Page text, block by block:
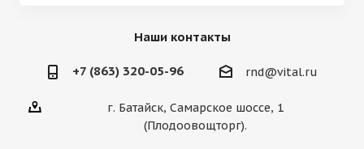
Наши контакты
+7 (863) 320-05-96 rnd@vital.ru
г. Батайск, Самарское шоссе, 1
(Плодоовощторг).